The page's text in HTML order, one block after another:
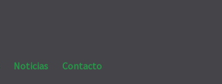
Noticias Contacto